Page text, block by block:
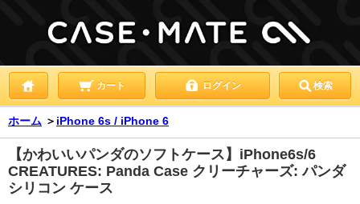
カート ログイン 検索
ホーム ＞ iPhone 6s / iPhone 6
【かわいいパンダのソフトケース】iPhone6s/6
CREATURES: Panda Case クリーチャーズ: パンダ
シリコン ケース